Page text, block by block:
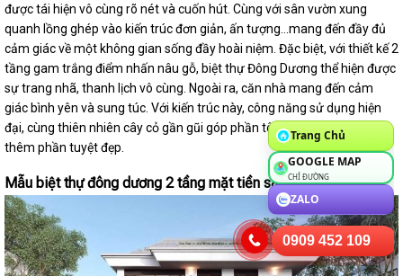
được tái hiện vô cùng rõ nét và cuốn hút. Cùng với sân vườn xung
quanh lồng ghép vào kiến trúc đơn giản, ấn tượng…mang đến đầy đủ
cảm giác về một không gian sống đầy hoài niệm. Đặc biệt, với thiết kế 2
tầng gam trắng điểm nhấn nâu gỗ, biệt thự Đông Dương thể hiện được
sự trang nhã, thanh lịch vô cùng. Ngoài ra, căn nhà mang đến cảm
giác bình yên và sung túc. Với kiến trúc này, công năng sử dụng hiện
đại, cùng thiên nhiên cây cỏ gần gũi góp phần tô điểm cho căn nhà
thêm phần tuyệt đẹp.
Mẫu biệt thự đông dương 2 tầng mặt tiền sang trọng vô cùng
Trang Chủ
GOOGLE MAP
CHỈ ĐƯỜNG
ZALO
0909 452 109